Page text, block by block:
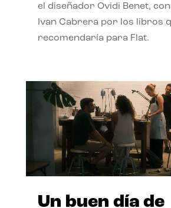
el diseñador Ovidi Benet,
Ivan Cabrera por los libros
recomendaría para Flat.
Un buen día de